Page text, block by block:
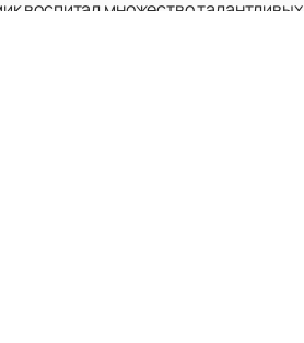
воспитал множество талантливых